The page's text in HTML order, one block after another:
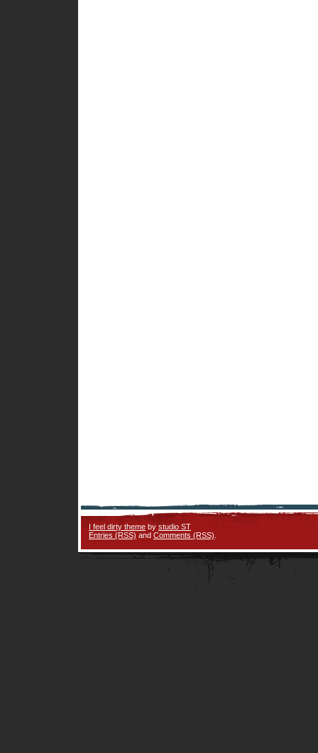
I feel dirty theme by studio ST
Entries (RSS) and Comments (RSS)